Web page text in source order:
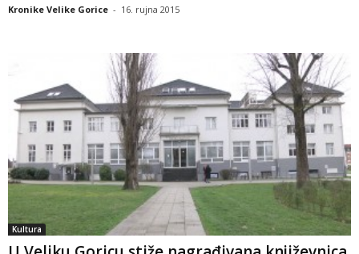
Kronike Velike Gorice - 16. rujna 2015
Kultura